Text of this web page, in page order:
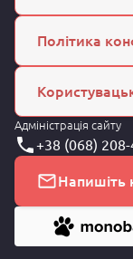
Політика
Адміністрація сайту
+38 (068)
Напишіть